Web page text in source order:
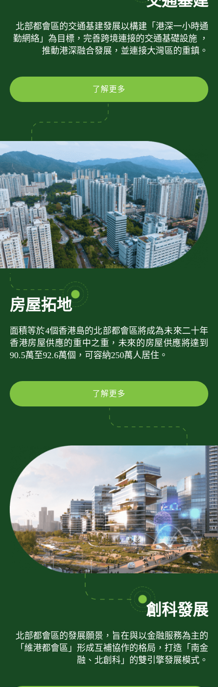
北部都會區的交通基建發展以構建「港深一小時通
勤網絡」為目標，完善跨境連接的交通基礎設施 ，
推動港深融合發展，並連接大灣區的重鎮。
了解更多
房屋拓地
面積等於4個香港島的北部都會區將成為未來二十年
香港房屋供應的重中之重，未來的房屋供應將達到
90.5萬至92.6萬個，可容納250萬人居住。
了解更多
創科發展
北部都會區的發展願景，旨在與以金融服務為主的
「維港都會區」形成互補協作的格局，打造「南金
融、北創科」的雙引擎發展模式。